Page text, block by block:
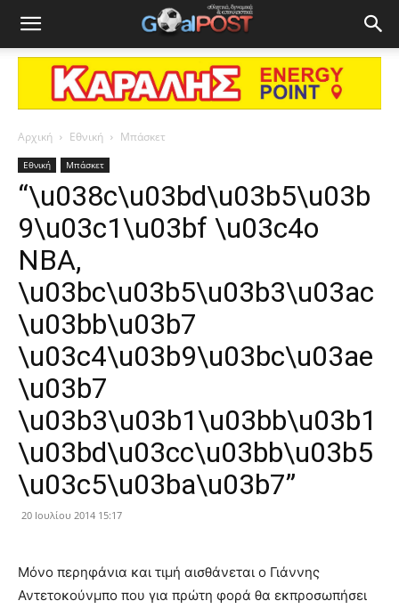
Αρχική Εθνική Μπάσκετ
Εθνική Μπάσκετ
“\u038c\u03bd\u03b5\u03b
9\u03c1\u03bf \u03c4o
NBA,
\u03bc\u03b5\u03b3\u03ac
\u03bb\u03b7
\u03c4\u03b9\u03bc\u03ae
\u03b7
\u03b3\u03b1\u03bb\u03b1
\u03bd\u03cc\u03bb\u03b5
\u03c5\u03ba\u03b7”
20 Ιουλίου 2014 15:17
Μόνο περηφάνια και τιμή αισθάνεται ο Γιάννης
Αντετοκούνμπο που για πρώτη φορά θα εκπροσωπήσει